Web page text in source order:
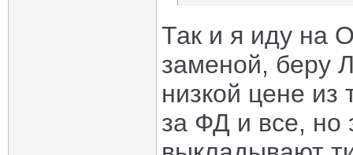
Так и я иду на
заменой, беру
низкой цене из
за ФД и все, но